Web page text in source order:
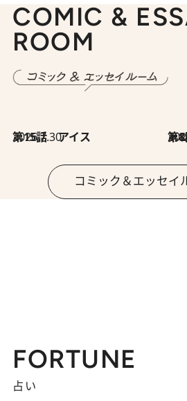
COMIC &
ROOM
2026.7.30
第15話 アイス 第8回「
コミック＆エッセイ
FORTUNE
占い